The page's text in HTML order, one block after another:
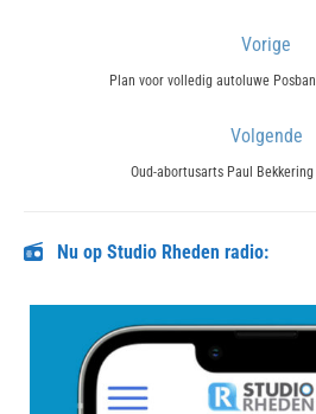
navigatie
Vorige
Previous
Plan voor volledig autoluwe
Volgende
Next
Oud-abortusarts Paul
Nu op Studio Rheden radio: